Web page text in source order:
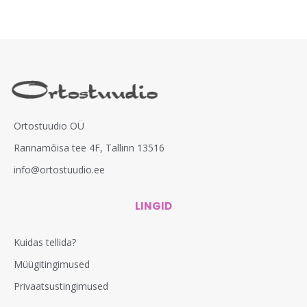
Ortostuudio OÜ
Rannamõisa tee 4F, Tallinn 13516
info@ortostuudio.ee
LINGID
Kuidas tellida?
Müügitingimused
Privaatsustingimused